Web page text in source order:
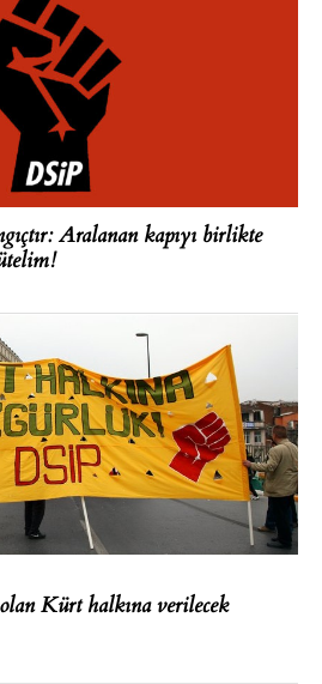
Aralanan kapıyı birlikte
Kürt halkına verilecek